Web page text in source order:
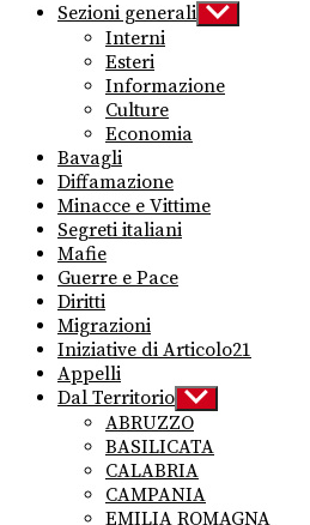
Sezioni generali Show
sub
Interni
Esteri
Informazione
Culture
Economia
Bavagli
Diffamazione
Minacce e Vittime
Segreti italiani
Mafie
Guerre e Pace
Diritti
Migrazioni
Iniziative di Articolo21
Appelli
Dal Territorio Show
sub
menu
ABRUZZO
BASILICATA
CALABRIA
CAMPANIA
EMILIA ROMAGNA